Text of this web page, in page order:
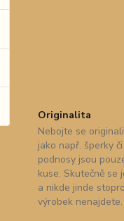
Originalita
Nebojte se
jako např. šperky
podnosy jsou
kuse. Skutečně se
a nikde jinde
výrobek nenajdete.